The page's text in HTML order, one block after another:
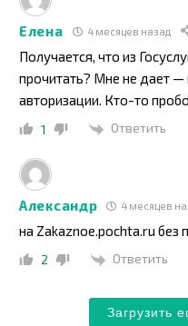
Елена 4 месяцев назад
Получается, что из
прочитать? Мне не дает
авторизации. Кто-то
1 Ответить
Александр 4 месяцев
на Zakaznoe.pochta.ru без
2 Ответить
Загрузить